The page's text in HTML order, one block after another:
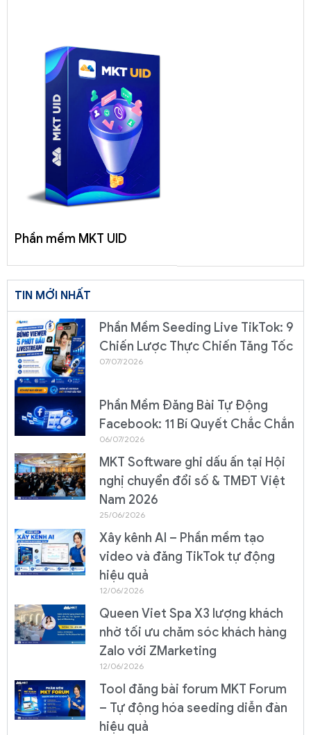
Phần mềm MKT UID
TIN MỚI NHẤT
Phần Mềm Seeding Live TikTok: 9
Chiến Lược Thực Chiến Tăng Tốc
07/07/2026
Phần Mềm Đăng Bài Tự Động
Facebook: 11 Bí Quyết Chắc Chắn
06/07/2026
MKT Software ghi dấu ấn tại Hội
nghị chuyển đổi số & TMĐT Việt
Nam 2026
25/06/2026
Xây kênh AI – Phần mềm tạo
video và đăng TikTok tự động
hiệu quả
12/06/2026
Queen Viet Spa X3 lượng khách
nhờ tối ưu chăm sóc khách hàng
Zalo với ZMarketing
12/06/2026
Tool đăng bài forum MKT Forum
– Tự động hóa seeding diễn đàn
hiệu quả